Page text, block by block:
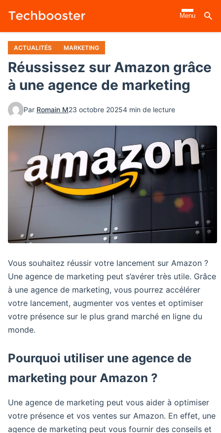
contenu
principal
Menu
ACTUALITÉS MARKETING
Réussissez sur Amazon grâce
à une agence de marketing
Par Romain M23 octobre 20254 min de lecture
Vous souhaitez réussir votre lancement sur Amazon ?
Une agence de marketing peut s’avérer très utile. Grâce
à une agence de marketing, vous pourrez accélérer
votre lancement, augmenter vos ventes et optimiser
votre présence sur le plus grand marché en ligne du
monde.
Pourquoi utiliser une agence de
marketing pour Amazon ?
Une agence de marketing peut vous aider à optimiser
votre présence et vos ventes sur Amazon. En effet, une
agence de marketing peut vous fournir des conseils et